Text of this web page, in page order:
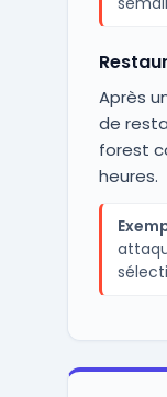
Après
de
forest
heures.